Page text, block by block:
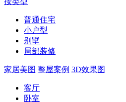
普通住宅
小户型
别墅
局部装修
家居美图 整屋案例 3D效果图
客厅
卧室